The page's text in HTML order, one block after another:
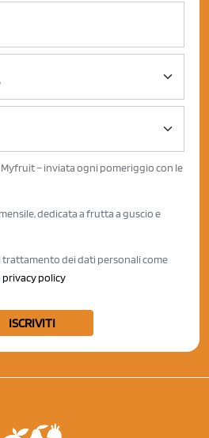
– inviata ogni pomeriggio con le
dedicata a frutta a guscio e
trattamento dei dati personali come
privacy policy
ISCRIVITI